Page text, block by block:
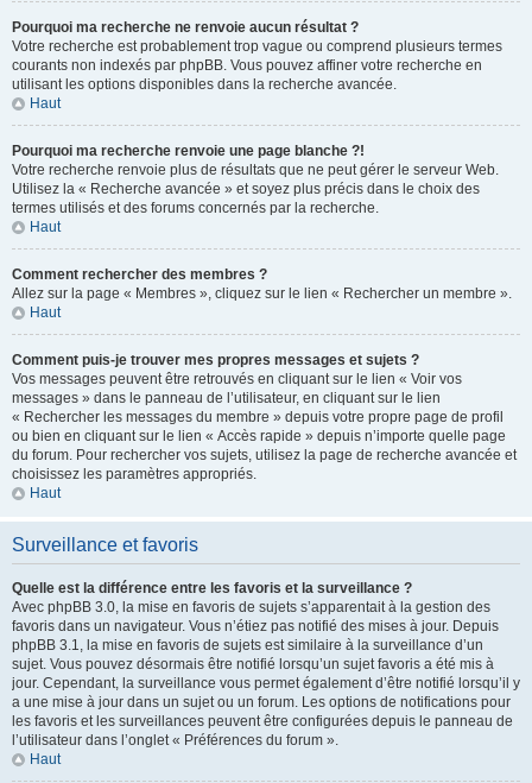
Pourquoi ma recherche ne renvoie aucun résultat ?
Votre recherche est probablement trop vague ou comprend plusieurs termes
courants non indexés par phpBB. Vous pouvez affiner votre recherche en
utilisant les options disponibles dans la recherche avancée.
Haut
Pourquoi ma recherche renvoie une page blanche ?!
Votre recherche renvoie plus de résultats que ne peut gérer le serveur Web.
Utilisez la « Recherche avancée » et soyez plus précis dans le choix des
termes utilisés et des forums concernés par la recherche.
Haut
Comment rechercher des membres ?
Allez sur la page « Membres », cliquez sur le lien « Rechercher un membre ».
Haut
Comment puis-je trouver mes propres messages et sujets ?
Vos messages peuvent être retrouvés en cliquant sur le lien « Voir vos
messages » dans le panneau de l’utilisateur, en cliquant sur le lien
« Rechercher les messages du membre » depuis votre propre page de profil
ou bien en cliquant sur le lien « Accès rapide » depuis n’importe quelle page
du forum. Pour rechercher vos sujets, utilisez la page de recherche avancée et
choisissez les paramètres appropriés.
Haut
Surveillance et favoris
Quelle est la différence entre les favoris et la surveillance ?
Avec phpBB 3.0, la mise en favoris de sujets s’apparentait à la gestion des
favoris dans un navigateur. Vous n’étiez pas notifié des mises à jour. Depuis
phpBB 3.1, la mise en favoris de sujets est similaire à la surveillance d’un
sujet. Vous pouvez désormais être notifié lorsqu’un sujet favoris a été mis à
jour. Cependant, la surveillance vous permet également d’être notifié lorsqu’il y
a une mise à jour dans un sujet ou un forum. Les options de notifications pour
les favoris et les surveillances peuvent être configurées depuis le panneau de
l’utilisateur dans l’onglet « Préférences du forum ».
Haut